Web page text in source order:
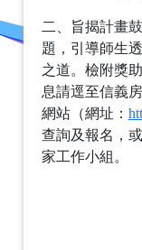
二、旨揭計畫
題，引導師生
之道。檢附獎
息請逕至信義
網站（網址：
查詢及報名，
家工作小組。